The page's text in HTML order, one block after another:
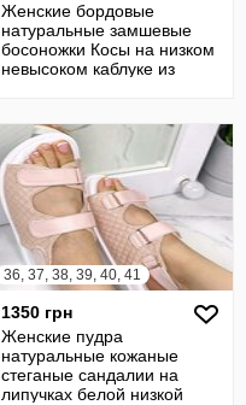
Женские бордовые
натуральные замшевые
босоножки Косы на низком
невысоком каблуке из
36, 37, 38, 39, 40, 41
1350 грн
Женские пудра
натуральные кожаные
стеганые сандалии на
липучках белой низкой